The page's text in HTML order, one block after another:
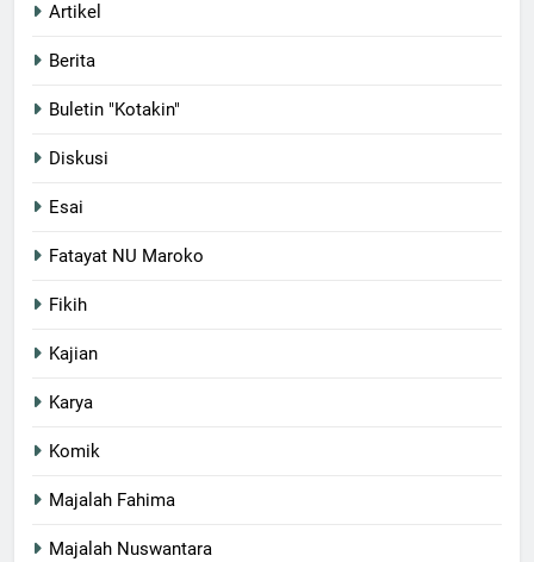
Artikel
Berita
Buletin "Kotakin"
Diskusi
Esai
Fatayat NU Maroko
Fikih
Kajian
Karya
Komik
Majalah Fahima
Majalah Nuswantara